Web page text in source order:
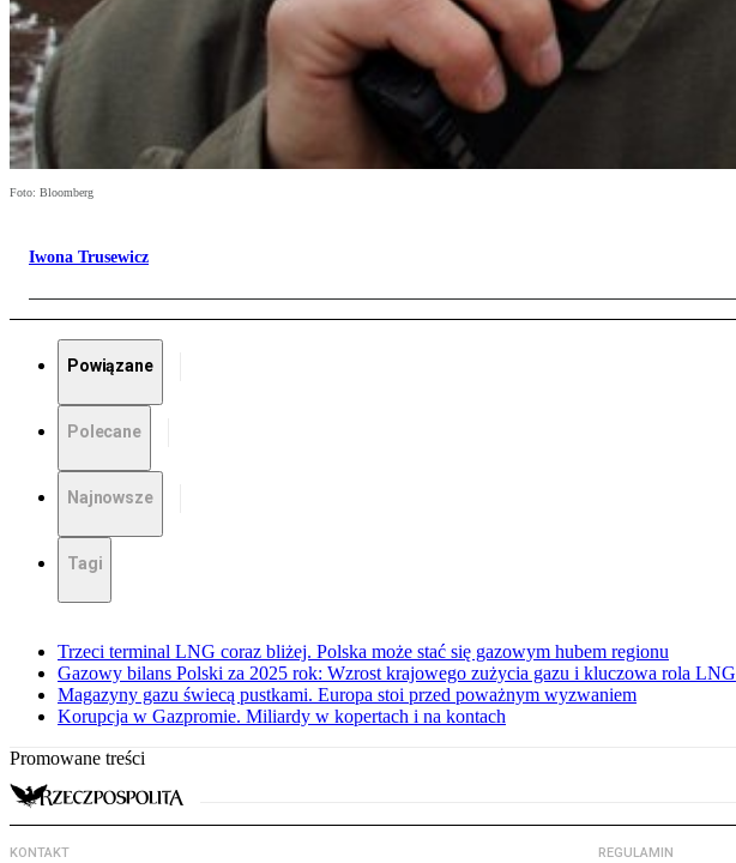
Foto: Bloomberg
Iwona Trusewicz
Powiązane
Polecane
Najnowsze
Tagi
Trzeci terminal LNG coraz bliżej. Polska może stać się gazowym hubem regionu
Gazowy bilans Polski za 2025 rok: Wzrost krajowego zużycia gazu i kluczowa rola LNG
Magazyny gazu świecą pustkami. Europa stoi przed poważnym wyzwaniem
Korupcja w Gazpromie. Miliardy w kopertach i na kontach
Promowane treści
KONTAKT REGULAMIN